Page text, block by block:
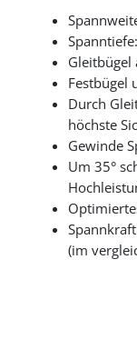
Gleitbügel
Festbügel
Durch
höchste
Gewinde
Um 35°
(im